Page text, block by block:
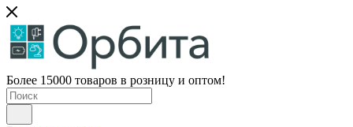
Более 15000 товаров в розницу и оптом!